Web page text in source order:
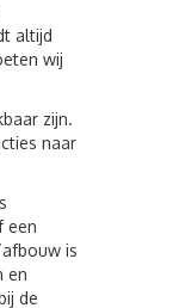
altijd
wij
zijn.
naar
een
is
en
de